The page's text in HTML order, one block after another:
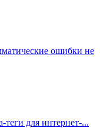
ошибки не
теги для интернет-...